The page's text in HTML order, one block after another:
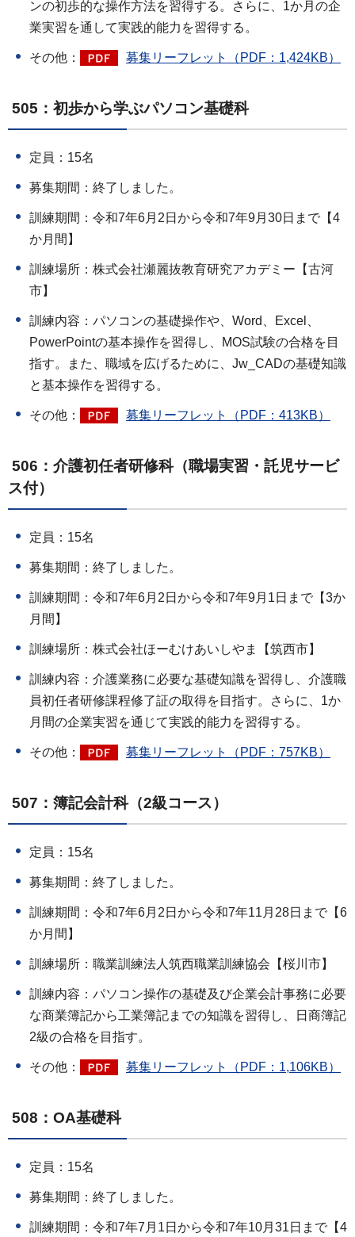
ンの初歩的な操作方法を習得する。さらに、1か月の企
業実習を通して実践的能力を習得する。
その他： 募集リーフレット（PDF：1,424KB）
505：初歩から学ぶパソコン基礎科
定員：15名
募集期間：終了しました。
訓練期間：令和7年6月2日から令和7年9月30日まで【4
か月間】
訓練場所：株式会社瀬麗抜教育研究アカデミー【古河
市】
訓練内容：パソコンの基礎操作や、Word、Excel、
PowerPointの基本操作を習得し、MOS試験の合格を目
指す。また、職域を広げるために、Jw_CADの基礎知識
と基本操作を習得する。
その他： 募集リーフレット（PDF：413KB）
506：介護初任者研修科（職場実習・託児サービ
ス付）
定員：15名
募集期間：終了しました。
訓練期間：令和7年6月2日から令和7年9月1日まで【3か
月間】
訓練場所：株式会社ほーむけあいしやま【筑西市】
訓練内容：介護業務に必要な基礎知識を習得し、介護職
員初任者研修課程修了証の取得を目指す。さらに、1か
月間の企業実習を通じて実践的能力を習得する。
その他： 募集リーフレット（PDF：757KB）
507：簿記会計科（2級コース）
定員：15名
募集期間：終了しました。
訓練期間：令和7年6月2日から令和7年11月28日まで【6
か月間】
訓練場所：職業訓練法人筑西職業訓練協会【桜川市】
訓練内容：パソコン操作の基礎及び企業会計事務に必要
な商業簿記から工業簿記までの知識を習得し、日商簿記
2級の合格を目指す。
その他： 募集リーフレット（PDF：1,106KB）
508：OA基礎科
定員：15名
募集期間：終了しました。
訓練期間：令和7年7月1日から令和7年10月31日まで【4